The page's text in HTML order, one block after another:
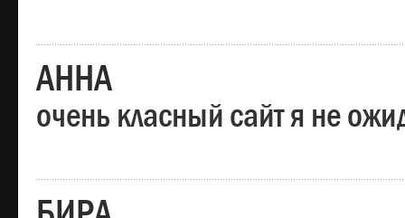
АННА
очень класный сайт я не